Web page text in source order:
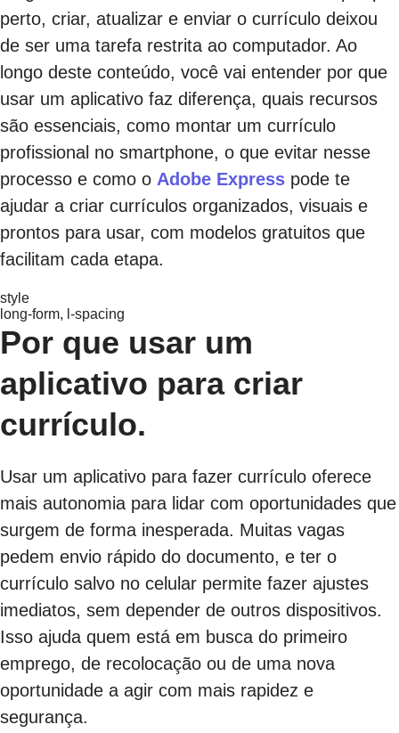
perto, criar, atualizar e enviar o currículo deixou
de ser uma tarefa restrita ao computador. Ao
longo deste conteúdo, você vai entender por que
usar um aplicativo faz diferença, quais recursos
são essenciais, como montar um currículo
profissional no smartphone, o que evitar nesse
processo e como o Adobe Express pode te
ajudar a criar currículos organizados, visuais e
prontos para usar, com modelos gratuitos que
facilitam cada etapa.
style
long-form, l-spacing
Por que usar um
aplicativo para criar
currículo.
Usar um aplicativo para fazer currículo oferece
mais autonomia para lidar com oportunidades que
surgem de forma inesperada. Muitas vagas
pedem envio rápido do documento, e ter o
currículo salvo no celular permite fazer ajustes
imediatos, sem depender de outros dispositivos.
Isso ajuda quem está em busca do primeiro
emprego, de recolocação ou de uma nova
oportunidade a agir com mais rapidez e
segurança.